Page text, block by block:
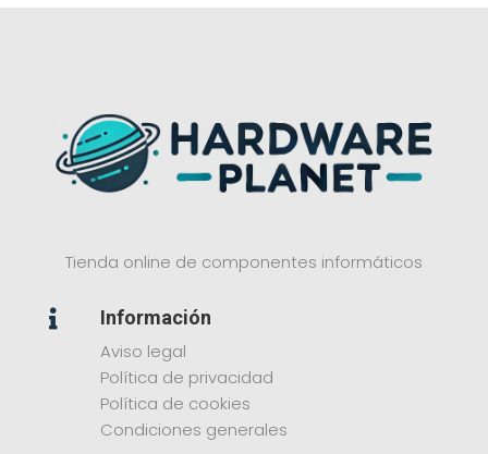
Tienda online de componentes informáticos

Información
Aviso legal
Política de privacidad
Política de cookies
Condiciones generales